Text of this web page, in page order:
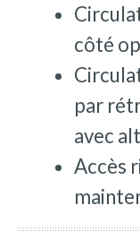
côté
par
avec
Accès